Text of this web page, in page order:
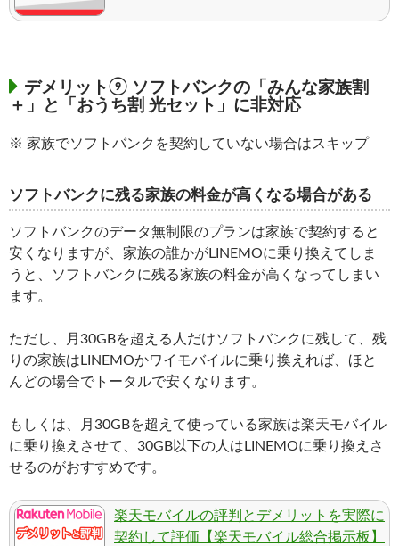
デメリット⑨ ソフトバンクの「みんな家族割
＋」と「おうち割 光セット」に非対応
※ 家族でソフトバンクを契約していない場合はスキップ
ソフトバンクに残る家族の料金が高くなる場合がある
ソフトバンクのデータ無制限のプランは家族で契約すると
安くなりますが、家族の誰かがLINEMOに乗り換えてしま
うと、ソフトバンクに残る家族の料金が高くなってしまい
ます。
ただし、月30GBを超える人だけソフトバンクに残して、残
りの家族はLINEMOかワイモバイルに乗り換えれば、ほと
んどの場合でトータルで安くなります。
もしくは、月30GBを超えて使っている家族は楽天モバイル
に乗り換えさせて、30GB以下の人はLINEMOに乗り換えさ
せるのがおすすめです。
楽天モバイルの評判とデメリットを実際に
契約して評価【楽天モバイル総合掲示板】